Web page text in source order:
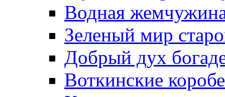
Водная
Зеленый мир
Добрый дух
Воткинские